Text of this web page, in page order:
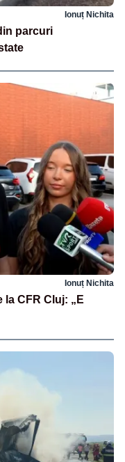
Ionuț Nichita
parcuri
Ionuț Nichita
la CFR Cluj: „E